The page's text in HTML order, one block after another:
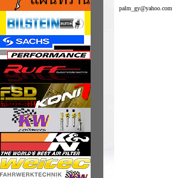
palm_gy@yahoo.com